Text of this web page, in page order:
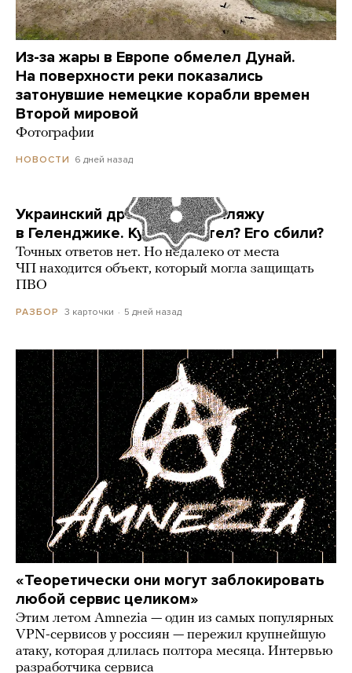
Из-за жары в Европе обмелел Дунай.
На поверхности реки показались
затонувшие немецкие корабли времен
Второй мировой
Фотографии
НОВОСТИ 6 дней назад
Украинский дрон попал по пляжу
в Геленджике. Куда он летел? Его сбили?
Точных ответов нет. Но недалеко от места
ЧП находится объект, который могла защищать
ПВО
РАЗБОР 3 карточки 5 дней назад
«Теоретически они могут заблокировать
любой сервис целиком»
Этим летом Amnezia — один из самых популярных
VPN-сервисов у россиян — пережил крупнейшую
атаку, которая длилась полтора месяца. Интервью
разработчика сервиса